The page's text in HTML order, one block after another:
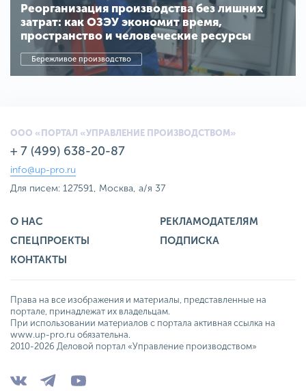
Реорганизация производства без лишних
затрат: как ОЗЭУ экономит время,
пространство и человеческие ресурсы
Бережливое производство
ООО «ПОРТАЛ «УПРАВЛЕНИЕ ПРОИЗВОДСТВОМ»
+ 7 (499) 638-20-87
info@up-pro.ru
Для писем: 127591, Москва, а/я 37
О НАС
РЕКЛАМОДАТЕЛЯМ
СПЕЦПРОЕКТЫ
ПОДПИСКА
КОНТАКТЫ
Права на все изображения и материалы, представленные на
портале, принадлежат их владельцам.
При использовании материалов с портала активная ссылка на
www.up-pro.ru обязательна.
2010-2026 Деловой портал «Управление производством»